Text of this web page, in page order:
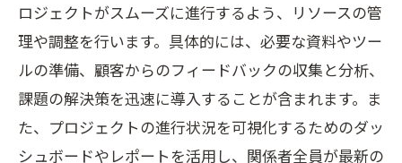
ロジェクトがスムーズに進行するよう、リソースの管
理や調整を行います。具体的には、必要な資料やツー
ルの準備、顧客からのフィードバックの収集と分析、
課題の解決策を迅速に導入することが含まれます。ま
た、プロジェクトの進行状況を可視化するためのダッ
シュボードやレポートを活用し、関係者全員が最新の